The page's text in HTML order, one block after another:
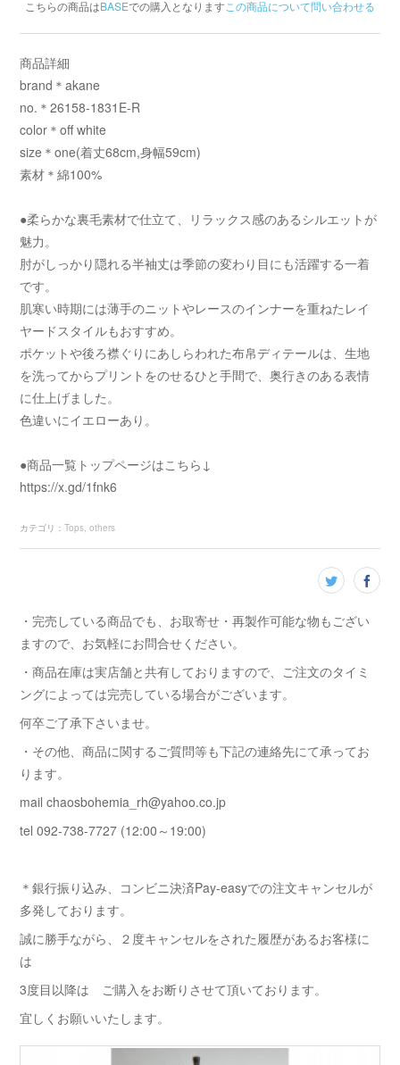
こちらの商品はBASEでの購入となります この商品について問い合わせる
商品詳細
brand＊akane
no.＊26158-1831E-R
color＊off white
size＊one(着丈68cm,身幅59cm)
素材＊綿100%
●柔らかな裏毛素材で仕立て、リラックス感のあるシルエットが
魅力。
肘がしっかり隠れる半袖丈は季節の変わり目にも活躍する一着
です。
肌寒い時期には薄手のニットやレースのインナーを重ねたレイ
ヤードスタイルもおすすめ。
ポケットや後ろ襟ぐりにあしらわれた布帛ディテールは、生地
を洗ってからプリントをのせるひと手間で、奥行きのある表情
に仕上げました。
色違いにイエローあり。
●商品一覧トップページはこちら↓
https://x.gd/1fnk6
カテゴリ ：Tops others
・完売している商品でも、お取寄せ・再製作可能な物もござい
ますので、お気軽にお問合せください。
・商品在庫は実店舗と共有しておりますので、ご注文のタイミ
ングによっては完売している場合がございます。
何卒ご了承下さいませ。
・その他、商品に関するご質問等も下記の連絡先にて承ってお
ります。
mail chaosbohemia_rh@yahoo.co.jp
tel 092-738-7727 (12:00～19:00)
＊銀行振り込み、コンビニ決済Pay-easyでの注文キャンセルが
多発しております。
誠に勝手ながら、２度キャンセルをされた履歴があるお客様に
は
3度目以降は ご購入をお断りさせて頂いております。
宜しくお願いいたします。